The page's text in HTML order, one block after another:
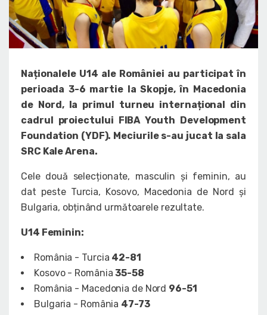
Naționalele U14 ale României au participat în
perioada 3-6 martie la Skopje, în Macedonia
de Nord, la primul turneu internațional din
cadrul proiectului FIBA Youth Development
Foundation (YDF). Meciurile s-au jucat la sala
SRC Kale Arena.
Cele două selecționate, masculin și feminin, au
dat peste Turcia, Kosovo, Macedonia de Nord și
Bulgaria, obținând următoarele rezultate.
U14 Feminin:
România - Turcia 42-81
Kosovo - România35-58
România - Macedonia de Nord 96-51
Bulgaria - România 47-73